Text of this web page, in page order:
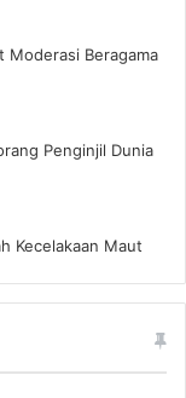
Moderasi Beragama
Penginjil Dunia
Kecelakaan Maut